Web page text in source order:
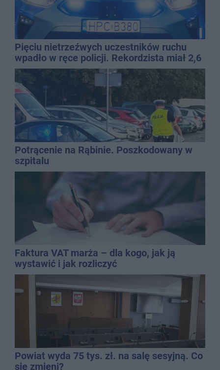
Pięciu nietrzeźwych uczestników ruchu
wpadło w ręce policji. Rekordzista miał 2,6
promila
Potrącenie na Rąbinie. Poszkodowany w
szpitalu
Faktura VAT marża – dla kogo, jak ją
wystawić i jak rozliczyć
Powiat wyda 75 tys. zł. na salę sesyjną. Co
się zmieni?